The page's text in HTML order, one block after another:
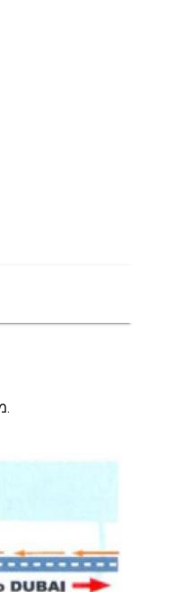
מפה של דובאי תעשייתי העיר. דובאי תעשייתי מפת העיר (איחוד האמירויות הערביות) כדי להדפיס. דובאי תעשייתי מפת העיר (איחוד האמירויות הערביות) להורדה.